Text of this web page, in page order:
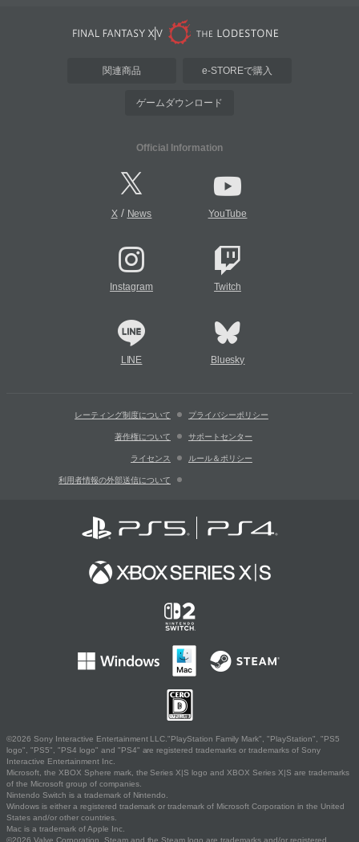
関連商品 e-STOREで購入
ゲームダウンロード
Official Information
X/ News YouTube
Instagram Twitch
LINE Bluesky
レーティング制度について プライバシーポリシー
著作権について サポートセンター
ライセンス ルール＆ポリシー
利用者情報の外部送信について
©2026 Sony Interactive Entertainment LLC."PlayStation Family Mark", "PlayStation", "PS5
logo", "PS5", "PS4 logo" and "PS4" are registered trademarks or trademarks of Sony
Interactive Entertainment Inc.
Microsoft, the XBOX Sphere mark, the Series X|S logo and XBOX Series X|S are trademarks
of the Microsoft group of companies.
Nintendo Switch is a trademark of Nintendo.
Windows is either a registered trademark or trademark of Microsoft Corporation in the United
States and/or other countries.
Mac is a trademark of Apple Inc.
©2026 Valve Corporation. Steam and the Steam logo are trademarks and/or registered